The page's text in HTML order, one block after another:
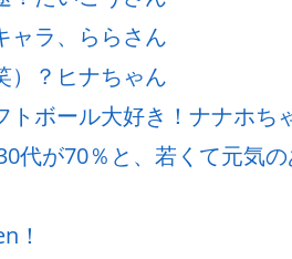
ャラ、ららさん
）？ヒナちゃん
トボール大好き！ナナホち
代が70％と、若くて元気の
！